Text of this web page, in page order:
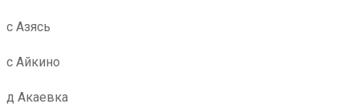
с Азясь
с Айкино
д Акаевка